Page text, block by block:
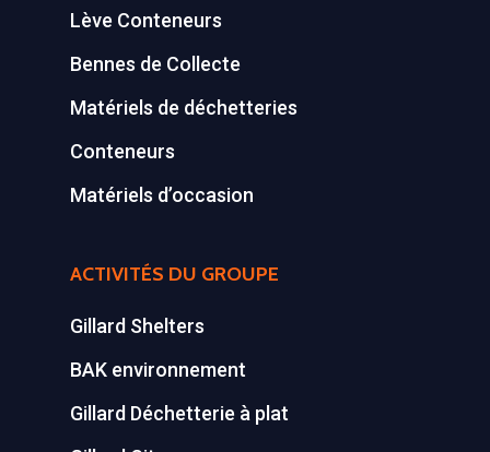
Lève Conteneurs
Bennes de Collecte
Matériels de déchetteries
Conteneurs
Matériels d’occasion
ACTIVITÉS DU GROUPE
Gillard Shelters
BAK environnement
Gillard Déchetterie à plat